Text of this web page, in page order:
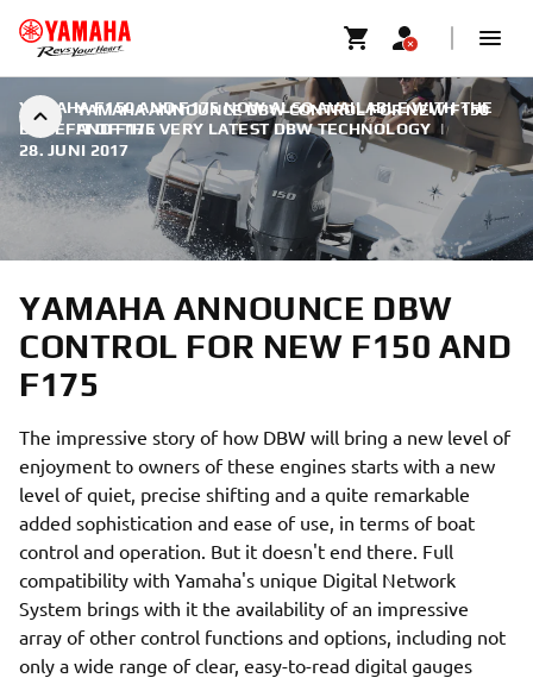
YAMAHA ANNOUNCE DBW CONTROL FOR NEW F150
AND F175
YAMAHA F150 AND F175 NOW ALSO AVAILABLE WITH THE
BENEFIT OF THE VERY LATEST DBW TECHNOLOGY |
28. JUNI 2017
YAMAHA ANNOUNCE DBW
CONTROL FOR NEW F150 AND
F175
The impressive story of how DBW will bring a new level of
enjoyment to owners of these engines starts with a new
level of quiet, precise shifting and a quite remarkable
added sophistication and ease of use, in terms of boat
control and operation. But it doesn't end there. Full
compatibility with Yamaha's unique Digital Network
System brings with it the availability of an impressive
array of other control functions and options, including not
only a wide range of clear, easy-to-read digital gauges